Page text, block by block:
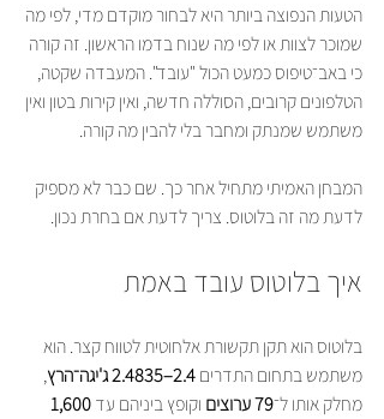
הטעות הנפוצה ביותר היא לבחור מוקדם מדי, לפי מה
שמוכר לצוות או לפי מה שנוח בדמו הראשון. זה קורה
כי באב־טיפוס כמעט הכול "עובד". המעבדה שקטה,
הטלפונים קרובים, הסוללה חדשה, ואין קירות בטון ואין
משתמש שמנתק ומחבר בלי להבין מה קורה.
המבחן האמיתי מתחיל אחר כך. שם כבר לא מספיק
לדעת מה זה בלוטוס. צריך לדעת אם בחרת נכון.
איך בלוטוס עובד באמת
בלוטוס הוא תקן תקשורת אלחוטית לטווח קצר. הוא
משתמש בתחום התדרים 2.4–2.4835 ג'יגה־הרץ
,
מחלק אותו ל־79 ערוצים וקופץ ביניהם עד